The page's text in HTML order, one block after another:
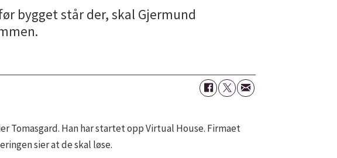
bygget står der, skal Gjermund
Tomasgard. Han har startet opp Virtual House. Firmaet
sier at de skal løse.